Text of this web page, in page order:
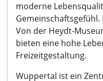
moderne
Von der Heydt-
bieten eine hohe
Freizeitgestaltung.
Wuppertal ist ein